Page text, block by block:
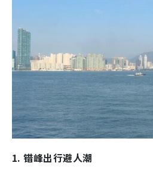
1. 错峰出行避人潮